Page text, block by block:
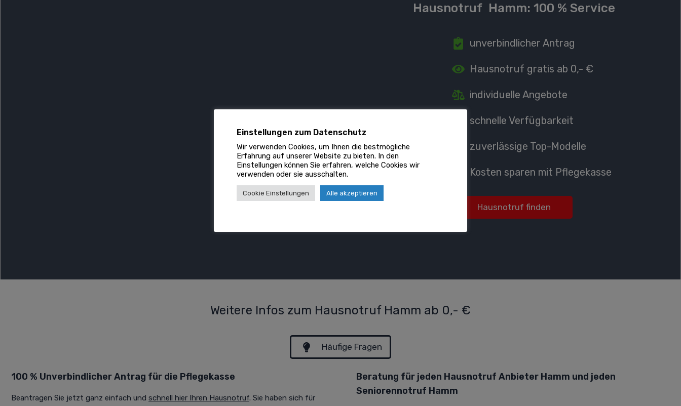
Hausnotruf Hamm: 100 % Service
unverbindlicher Antrag
Hausnotruf gratis ab 0,- €
individuelle Angebote
schnelle Verfügbarkeit
zuverlässige Top-Modelle
Kosten sparen mit Pflegekasse
Hausnotruf finden
Weitere Infos zum Hausnotruf Hamm ab 0,- €
Häufige Fragen
100 % Unverbindlicher Antrag für die Pflegekasse
Beantragen Sie jetzt ganz einfach und schnell hier Ihren Hausnotruf. Sie haben sich für
Beratung für jeden Hausnotruf Anbieter Hamm und jeden
Seniorennotruf Hamm
Einstellungen zum Datenschutz
Wir verwenden Cookies, um Ihnen die bestmögliche
Erfahrung auf unserer Website zu bieten. In den
Einstellungen können Sie erfahren, welche Cookies wir
verwenden oder sie ausschalten.
Cookie Einstellungen Alle akzeptieren